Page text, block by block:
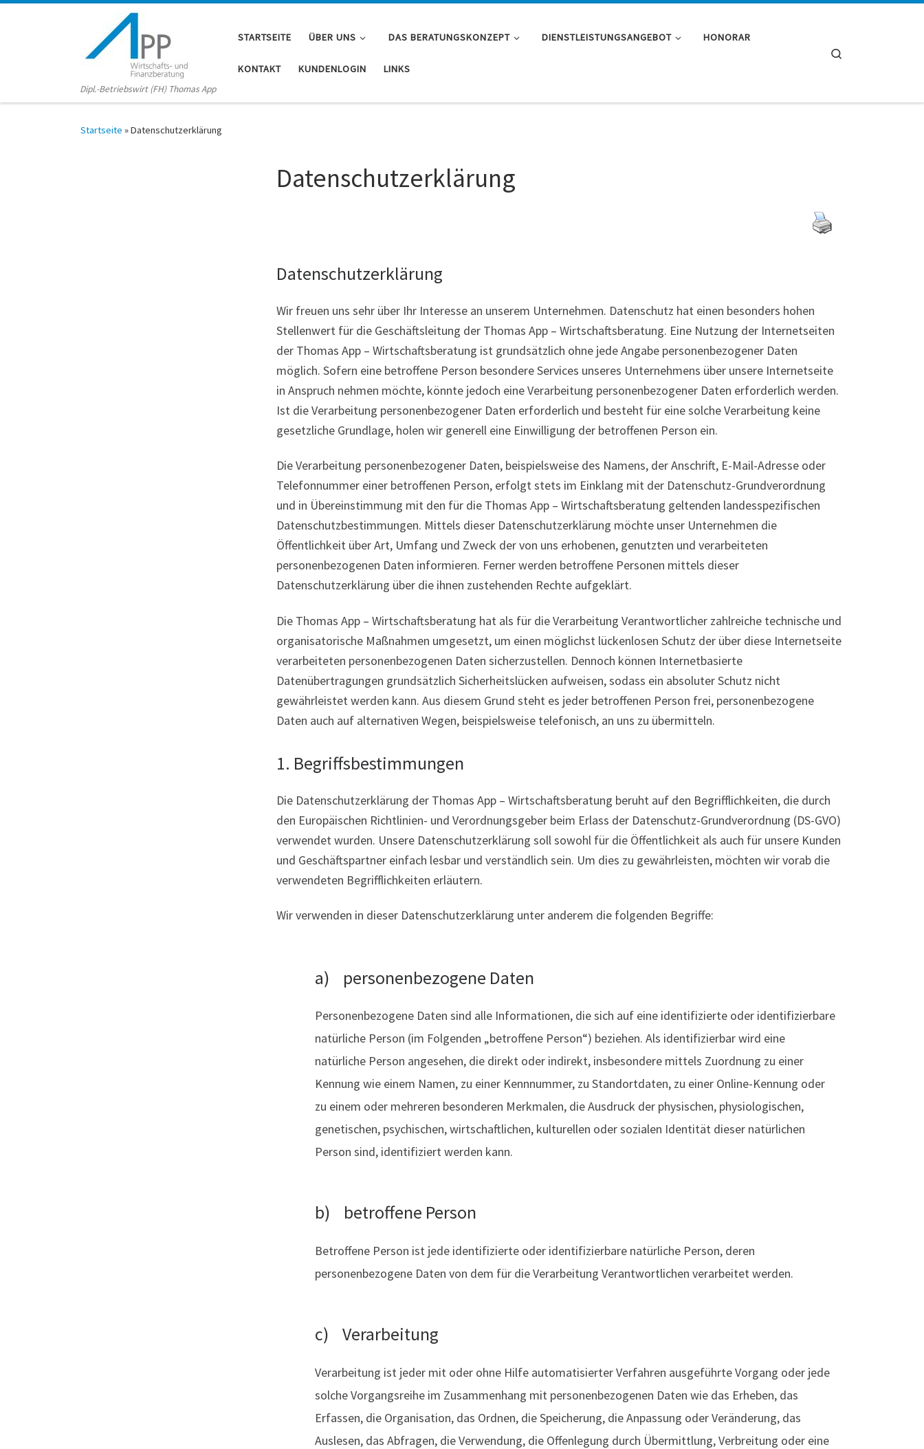
Dipl.-Betriebswirt (FH) Thomas App
STARTSEITE ÜBER UNS DAS BERATUNGSKONZEPT DIENSTLEISTUNGSANGEBOT HONORAR
KONTAKT KUNDENLOGIN LINKS
Startseite »Datenschutzerklärung
Datenschutzerklärung
Datenschutzerklärung
Wir freuen uns sehr über Ihr Interesse an unserem Unternehmen. Datenschutz hat einen besonders hohen
Stellenwert für die Geschäftsleitung der Thomas App – Wirtschaftsberatung. Eine Nutzung der Internetseiten
der Thomas App – Wirtschaftsberatung ist grundsätzlich ohne jede Angabe personenbezogener Daten
möglich. Sofern eine betroffene Person besondere Services unseres Unternehmens über unsere Internetseite
in Anspruch nehmen möchte, könnte jedoch eine Verarbeitung personenbezogener Daten erforderlich werden.
Ist die Verarbeitung personenbezogener Daten erforderlich und besteht für eine solche Verarbeitung keine
gesetzliche Grundlage, holen wir generell eine Einwilligung der betroffenen Person ein.
Die Verarbeitung personenbezogener Daten, beispielsweise des Namens, der Anschrift, E-Mail-Adresse oder
Telefonnummer einer betroffenen Person, erfolgt stets im Einklang mit der Datenschutz-Grundverordnung
und in Übereinstimmung mit den für die Thomas App – Wirtschaftsberatung geltenden landesspezifischen
Datenschutzbestimmungen. Mittels dieser Datenschutzerklärung möchte unser Unternehmen die
Öffentlichkeit über Art, Umfang und Zweck der von uns erhobenen, genutzten und verarbeiteten
personenbezogenen Daten informieren. Ferner werden betroffene Personen mittels dieser
Datenschutzerklärung über die ihnen zustehenden Rechte aufgeklärt.
Die Thomas App – Wirtschaftsberatung hat als für die Verarbeitung Verantwortlicher zahlreiche technische und
organisatorische Maßnahmen umgesetzt, um einen möglichst lückenlosen Schutz der über diese Internetseite
verarbeiteten personenbezogenen Daten sicherzustellen. Dennoch können Internetbasierte
Datenübertragungen grundsätzlich Sicherheitslücken aufweisen, sodass ein absoluter Schutz nicht
gewährleistet werden kann. Aus diesem Grund steht es jeder betroffenen Person frei, personenbezogene
Daten auch auf alternativen Wegen, beispielsweise telefonisch, an uns zu übermitteln.
1. Begriffsbestimmungen
Die Datenschutzerklärung der Thomas App – Wirtschaftsberatung beruht auf den Begrifflichkeiten, die durch
den Europäischen Richtlinien- und Verordnungsgeber beim Erlass der Datenschutz-Grundverordnung (DS-GVO)
verwendet wurden. Unsere Datenschutzerklärung soll sowohl für die Öffentlichkeit als auch für unsere Kunden
und Geschäftspartner einfach lesbar und verständlich sein. Um dies zu gewährleisten, möchten wir vorab die
verwendeten Begrifflichkeiten erläutern.
Wir verwenden in dieser Datenschutzerklärung unter anderem die folgenden Begriffe:
a) personenbezogene Daten
Personenbezogene Daten sind alle Informationen, die sich auf eine identifizierte oder identifizierbare
natürliche Person (im Folgenden „betroffene Person“) beziehen. Als identifizierbar wird eine
natürliche Person angesehen, die direkt oder indirekt, insbesondere mittels Zuordnung zu einer
Kennung wie einem Namen, zu einer Kennnummer, zu Standortdaten, zu einer Online-Kennung oder
zu einem oder mehreren besonderen Merkmalen, die Ausdruck der physischen, physiologischen,
genetischen, psychischen, wirtschaftlichen, kulturellen oder sozialen Identität dieser natürlichen
Person sind, identifiziert werden kann.
b) betroffene Person
Betroffene Person ist jede identifizierte oder identifizierbare natürliche Person, deren
personenbezogene Daten von dem für die Verarbeitung Verantwortlichen verarbeitet werden.
c) Verarbeitung
Verarbeitung ist jeder mit oder ohne Hilfe automatisierter Verfahren ausgeführte Vorgang oder jede
solche Vorgangsreihe im Zusammenhang mit personenbezogenen Daten wie das Erheben, das
Erfassen, die Organisation, das Ordnen, die Speicherung, die Anpassung oder Veränderung, das
Auslesen, das Abfragen, die Verwendung, die Offenlegung durch Übermittlung, Verbreitung oder eine